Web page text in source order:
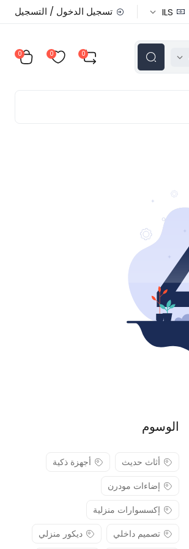
ILS تسجيل الدخول / التسجيل
0
0
0
الوسوم
أثاث حديث
أجهزة ذكية
إضاءات مودرن
إكسسوارات منزلية
تصميم داخلي
ديكور منزلي